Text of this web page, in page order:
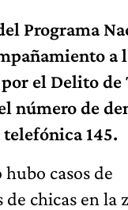
Programa
a
el Delito de
número de
145.
casos de
chicas en la